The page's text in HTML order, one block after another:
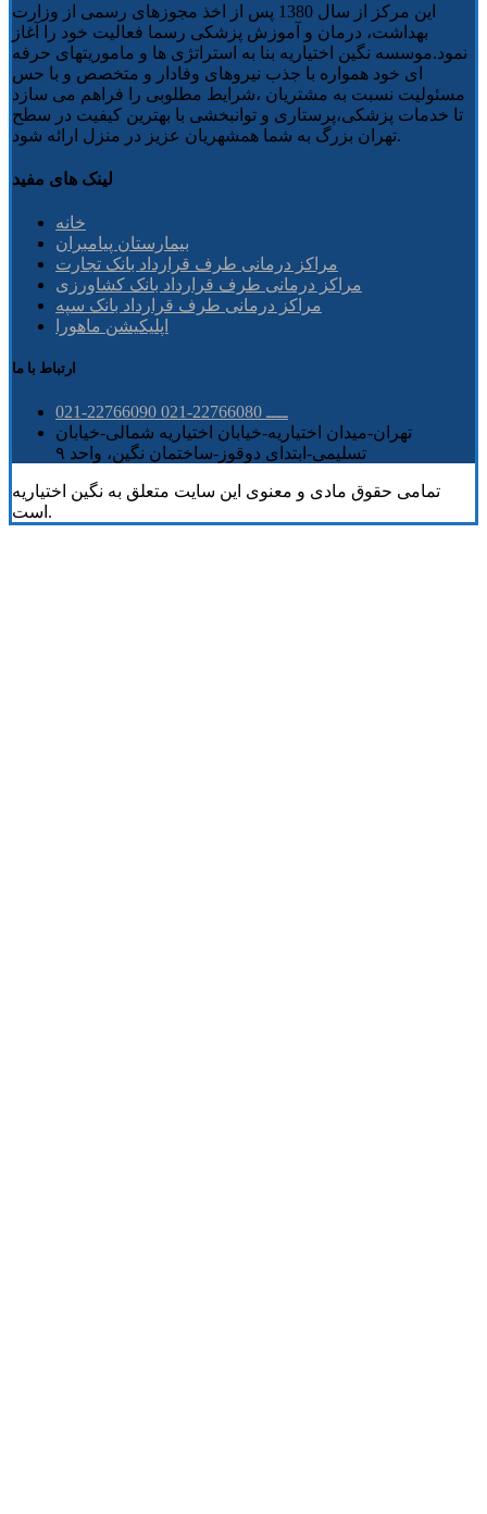
این مرکز از سال 1380 پس از اخذ مجوزهای رسمی از وزارت
بهداشت، درمان و آموزش پزشکی رسما فعالیت خود را آغاز
نمود.موسسه نگین اختیاریه بنا به استراتژی ها و ماموریتهای حرفه
ای خود همواره با جذب نیروهای وفادار و متخصص و با حس
مسئولیت نسبت به مشتریان ،شرایط مطلوبی را فراهم می سازد
تا خدمات پزشکی،پرستاری و توانبخشی با بهترین کیفیت در سطح
تهران بزرگ به شما همشهریان عزیز در منزل ارائه شود.
لینک های مفید
خانه
بیمارستان پیامبران
مراکز درمانی طرف قرارداد بانک تجارت
مراکز درمانی طرف قرارداد بانک کشاورزی
مراکز درمانی طرف قرارداد بانک سپه
اپلیکیشن ماهورا
ارتباط با ما
021-22766090 ــــ 22766080-021
تهران-میدان اختیاریه-خیابان اختیاریه شمالی-خیابان
تسلیمی-ابتدای دوقوز-ساختمان نگین، واحد ۹
تمامی حقوق مادی و معنوی این سایت متعلق به نگین اختیاریه
است.